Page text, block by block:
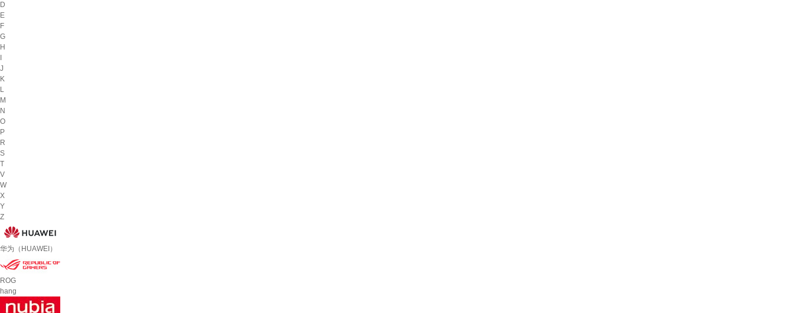
D
E
F
G
H
J
K
L
M
N
O
P
R
S
T
V
W
X
Y
Z
华为（HUAWEI）
ROG
hang